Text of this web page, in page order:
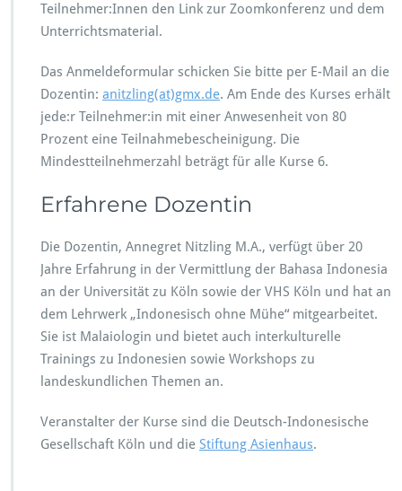
Teilnehmer:Innen den Link zur Zoomkonferenz und dem
Unterrichtsmaterial.
Das Anmeldeformular schicken Sie bitte per E-Mail an die
Dozentin: anitzling(at)gmx.de. Am Ende des Kurses erhält
jede:r Teilnehmer:in mit einer Anwesenheit von 80
Prozent eine Teilnahmebescheinigung. Die
Mindestteilnehmerzahl beträgt für alle Kurse 6.
Erfahrene Dozentin
Die Dozentin, Annegret Nitzling M.A., verfügt über 20
Jahre Erfahrung in der Vermittlung der Bahasa Indonesia
an der Universität zu Köln sowie der VHS Köln und hat an
dem Lehrwerk „Indonesisch ohne Mühe“ mitgearbeitet.
Sie ist Malaiologin und bietet auch interkulturelle
Trainings zu Indonesien sowie Workshops zu
landeskundlichen Themen an.
Veranstalter der Kurse sind die Deutsch-Indonesische
Gesellschaft Köln und die Stiftung Asienhaus.